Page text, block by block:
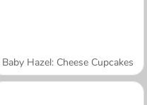
Baby Hazel: Cheese Cupcakes